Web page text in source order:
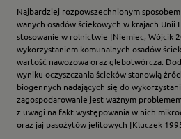
Najbardziej rozpowszechnionym
wanych osadów ściekowych w krajach Unii
stosowanie w rolnictwie [Niemiec, Wójcik
wykorzystaniem ko­munalnych osadów
wartość nawozowa oraz glebotwórcza.
wyniku oczyszczania ścieków stanowią
biogennych nadających się do
zagospodarowanie jest ważnym
z uwagi na fakt występowania w nich
oraz jaj pasożytów jelitowych [Kluczek